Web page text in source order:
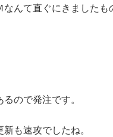
んて直ぐにきましたも
ので発注です。
も速攻でしたね。